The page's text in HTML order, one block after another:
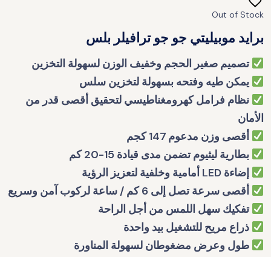
برايد موبيليتي جو جو ترافيلر بلس
تصميم صغير الحجم وخفيف الوزن لسهولة التخزين
يمكن طيه وفتحه بسهولة لتخزين سلس
نظام فرامل كهرومغناطيسي لتحقيق أقصى قدر من
الأمان
أقصى وزن مدعوم 147 كجم
بطارية ليثيوم تضمن مدى قيادة 15-20 كم
إضاءة LED أمامية وخلفية لتعزيز الرؤية
أقصى سرعة تصل إلى 6 كم / ساعة لركوب آمن وسريع
تفكيك سهل اللمس من أجل الراحة
ذراع مريح للتشغيل بيد واحدة
طول وعرض مضغوطان لسهولة المناورة
Out of Stock